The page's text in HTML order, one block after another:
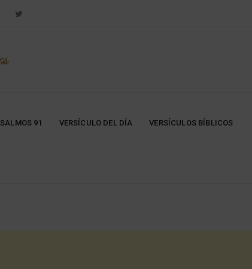
SALMOS 91 VERSÍCULO DEL DÍA VERSÍCULOS BÍBLICOS